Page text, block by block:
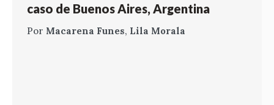
caso de Buenos Aires, Argentina
Por Macarena Funes, Lila Morala